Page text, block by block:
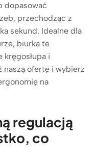
dopasować
przechodząc z
sekund. Idealne dla
biurka te
kręgosłupa i
naszą ofertę i wybierz
na
regulacją
co